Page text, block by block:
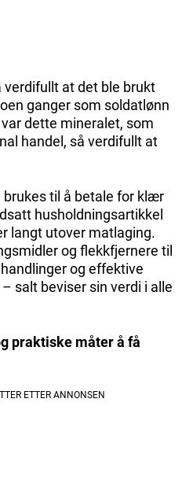
verdifullt at det ble brukt
ganger som soldatlønn
dette mineralet, som
handel, så verdifullt at
brukes til å betale for klær
husholdningsartikkel
langt utover matlaging.
og flekkfjernere til
og effektive
salt beviser sin verdi i alle
praktiske måter å få